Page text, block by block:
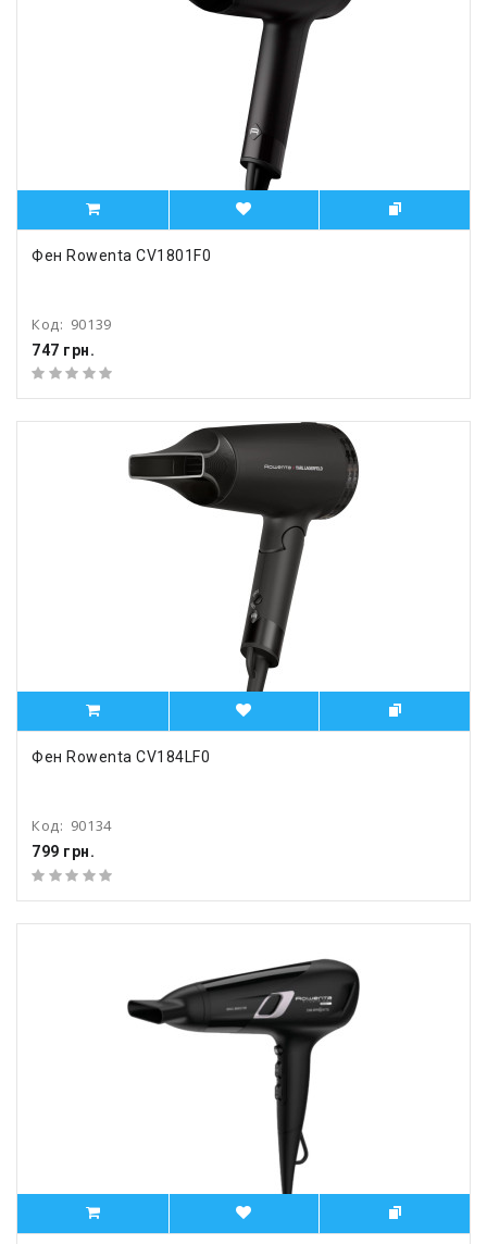
Фен Rowenta CV1801F0
Код: 90139
747 грн.
Фен Rowenta CV184LF0
Код: 90134
799 грн.